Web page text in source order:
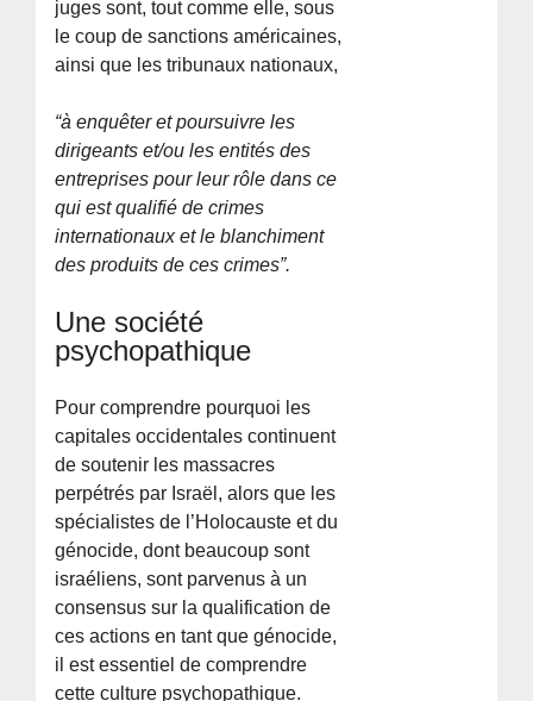
juges sont, tout comme elle, sous
le coup de sanctions américaines,
ainsi que les tribunaux nationaux,
“à enquêter et poursuivre les
dirigeants et/ou les entités des
entreprises pour leur rôle dans ce
qui est qualifié de crimes
internationaux et le blanchiment
des produits de ces crimes”.
Une société
psychopathique
Pour comprendre pourquoi les
capitales occidentales continuent
de soutenir les massacres
perpétrés par Israël, alors que les
spécialistes de l’Holocauste et du
génocide, dont beaucoup sont
israéliens, sont parvenus à un
consensus sur la qualification de
ces actions en tant que génocide,
il est essentiel de comprendre
cette culture psychopathique.